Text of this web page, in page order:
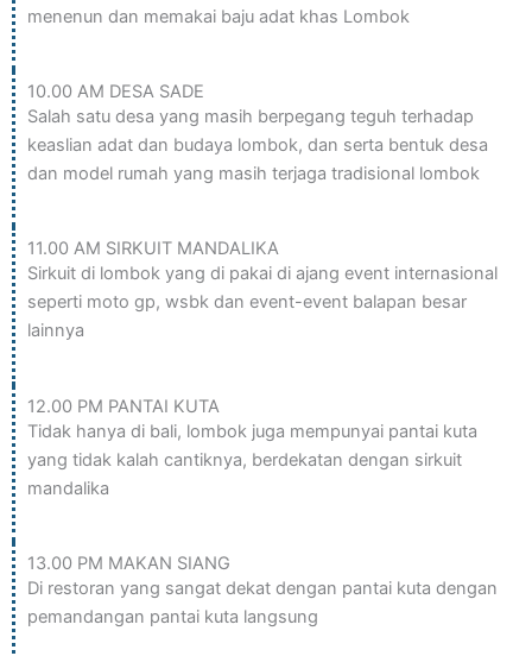
menenun dan memakai baju adat khas Lombok
10.00 AM DESA SADE
Salah satu desa yang masih berpegang teguh terhadap
keaslian adat dan budaya lombok, dan serta bentuk desa
dan model rumah yang masih terjaga tradisional lombok
11.00 AM SIRKUIT MANDALIKA
Sirkuit di lombok yang di pakai di ajang event internasional
seperti moto gp, wsbk dan event-event balapan besar
lainnya
12.00 PM PANTAI KUTA
Tidak hanya di bali, lombok juga mempunyai pantai kuta
yang tidak kalah cantiknya, berdekatan dengan sirkuit
mandalika
13.00 PM MAKAN SIANG
Di restoran yang sangat dekat dengan pantai kuta dengan
pemandangan pantai kuta langsung